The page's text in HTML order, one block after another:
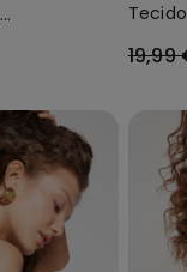
19,99